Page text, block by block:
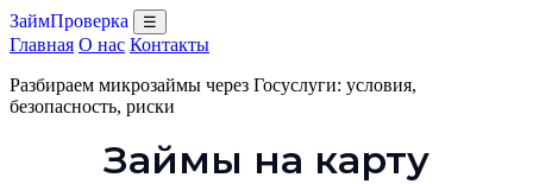
ЗаймПроверка ☰
Главная О нас Контакты
Разбираем микрозаймы через Госуслуги: условия,
безопасность, риски
Займы на карту